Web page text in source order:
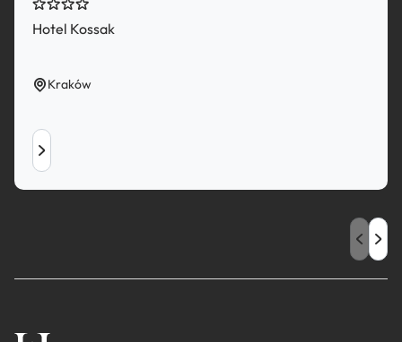
Hotel Kossak
Kraków